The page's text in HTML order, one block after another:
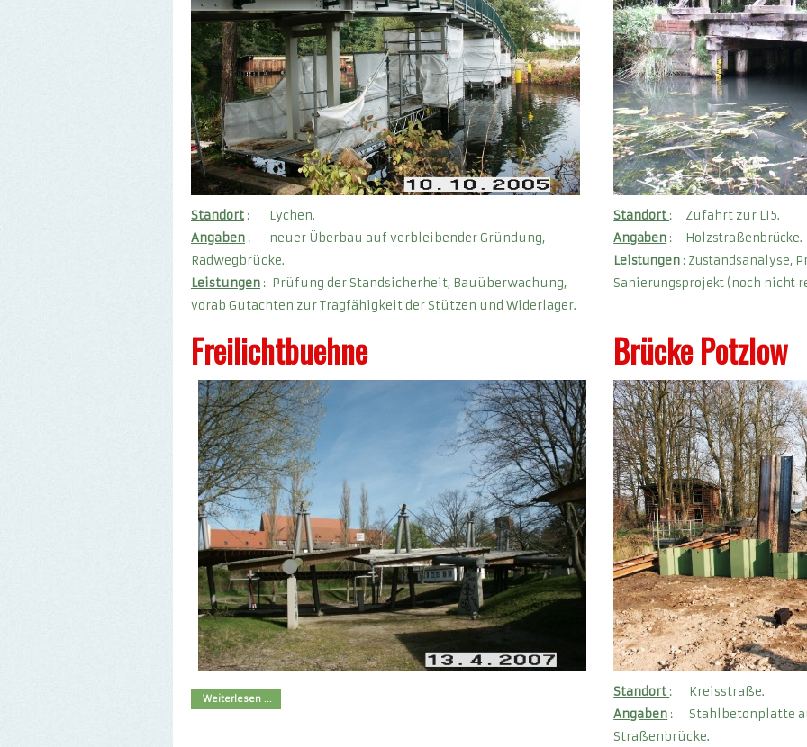
Standort : Lychen.
Angaben : neuer Überbau auf verbleibender Gründung,
Radwegbrücke.
Leistungen : Prüfung der Standsicherheit, Bauüberwachung,
vorab Gutachten zur Tragfähigkeit der Stützen und Widerlager.
Standort : Zufahrt zur L15.
Angaben : Holzstraßenbrücke.
Leistungen : Zustandsanalyse,
Sanierungsprojekt (noch nicht
Freilichtbuehne
Weiterlesen ...
Brücke Potzlow
Standort : Kreisstraße.
Angaben : Stahlbetonplatte
Straßenbrücke.